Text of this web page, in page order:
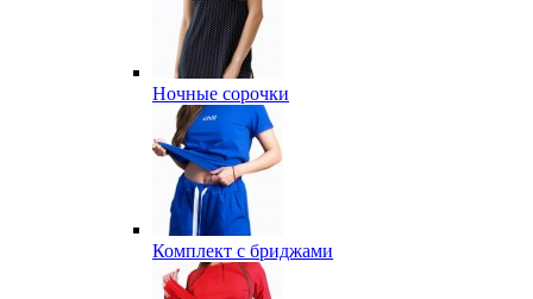
Ночные сорочки
Комплект с бриджами